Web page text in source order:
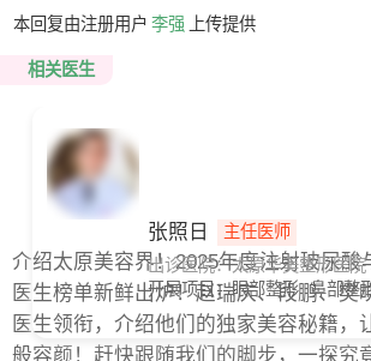
本回复由注册用户 李强 上传提供
相关医生
张照日
主任医师
出诊医院：太原华美整形医院
开展项目：眼部整形 鼻部整
介绍太原美容界！2025年度注射玻尿酸
医生榜单新鲜出炉！赵瑞庆、段鹏、樊
医生领衔，介绍他们的独家美容秘籍，
般容颜！赶快跟随我们的脚步，一探究